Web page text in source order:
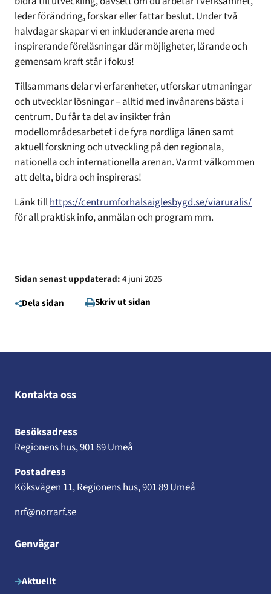
leder förändring, forskar eller fattar beslut. Under två
halvdagar skapar vi en inkluderande arena med
inspirerande föreläsningar där möjligheter, lärande och
gemensam kraft står i fokus!
Tillsammans delar vi erfarenheter, utforskar utmaningar
och utvecklar lösningar – alltid med invånarens bästa i
centrum. Du får ta del av insikter från
modellområdesarbetet i de fyra nordliga länen samt
aktuell forskning och utveckling på den regionala,
nationella och internationella arenan. Varmt välkommen
att delta, bidra och inspireras!
Länk tillhttps://centrumforhalsaiglesbygd.se/viaruralis/
för all praktisk info, anmälan och program mm.
Sidan senast uppdaterad:4 juni 2026
Dela sidan
Skriv ut sidan
Kontakta oss
Besöksadress
Regionens hus, 901 89 Umeå
Postadress
Köksvägen 11, Regionens hus, 901 89 Umeå
nrf@norrarf.se
Genvägar
Aktuellt